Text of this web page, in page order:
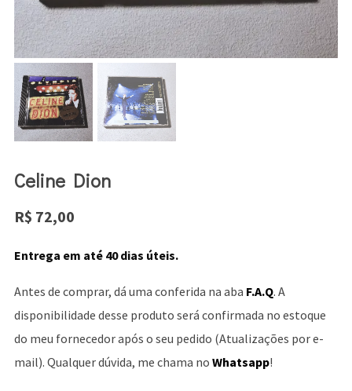
Celine Dion
R$ 72,00
Entrega em até 40 dias úteis.
Antes de comprar, dá uma conferida na aba F.A.Q. A
disponibilidade desse produto será confirmada no estoque
do meu fornecedor após o seu pedido (Atualizações por e-
mail). Qualquer dúvida, me chama no Whatsapp!